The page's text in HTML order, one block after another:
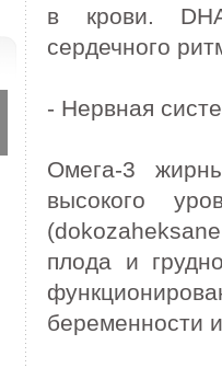
в крови.
сердечного
- Нервная
Омега-3
высокого
плода и
беременности